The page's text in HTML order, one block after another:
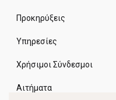
Προκηρύξεις
Υπηρεσίες
Χρήσιμοι Σύνδεσμοι
Αιτήματα